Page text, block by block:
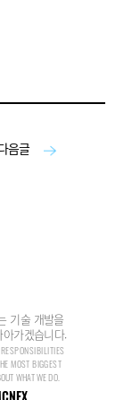
음글
기술 개발을
가겠습니다.
MOST BIGGEST
WHAT WE DO.